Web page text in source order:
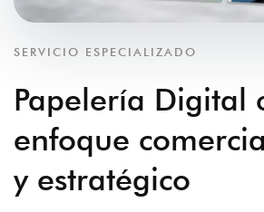
SERVICIO ESPECIALIZADO
Papelería Digital
enfoque
y estratégico